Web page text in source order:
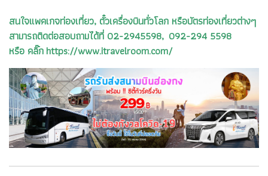
สนใจแพคเกจท่องเที่ยว, ตั๋วเครื่องบินทั่วโลก หรือบัตรท่องเที่ยวต่างๆ
สามารถติดต่อสอบถามได้ที่ 02-2945598, 092-294 5598
หรือ คลิ๊ก https://www.itravelroom.com/